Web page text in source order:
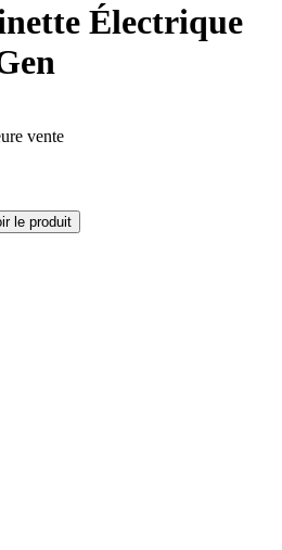
Électrique
vente
le produit